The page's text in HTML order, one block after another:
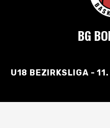
BG
U18 BEZIRKSLIGA -